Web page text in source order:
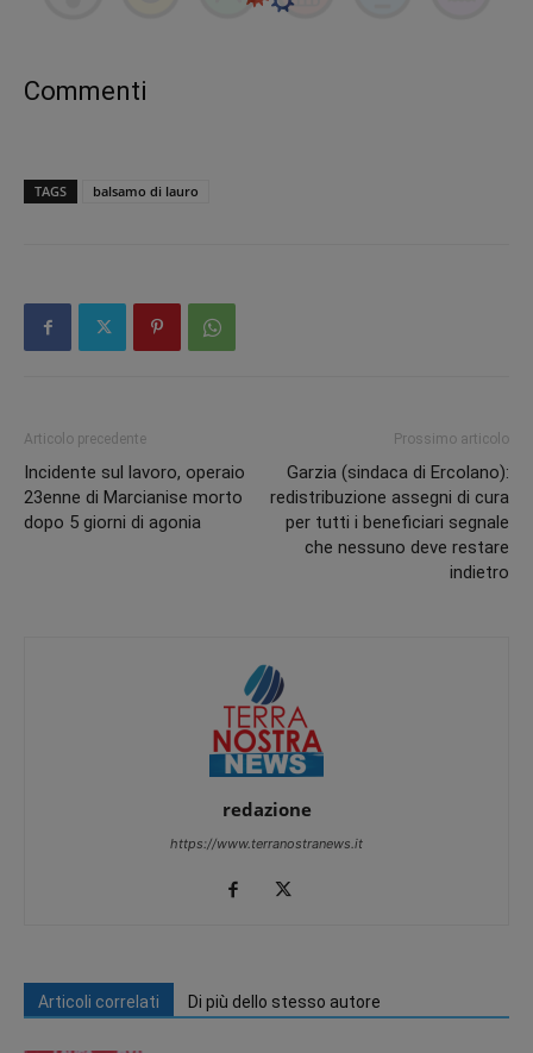
Commenti
TAGS balsamo di lauro
Articolo precedente
Incidente sul lavoro, operaio
23enne di Marcianise morto
dopo 5 giorni di agonia
Prossimo articolo
Garzia (sindaca di Ercolano):
redistribuzione assegni di cura
per tutti i beneficiari segnale
che nessuno deve restare
indietro
redazione
https://www.terranostranews.it
Articoli correlati Di più dello stesso autore